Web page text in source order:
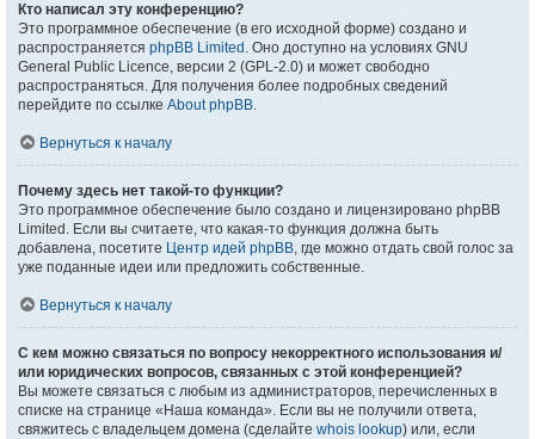
Кто написал эту конференцию?
Это программное обеспечение (в его исходной форме) создано и
распространяется phpBB Limited . Оно доступно на условиях GNU
General Public Licence, версии 2 (GPL-2.0) и может свободно
распространяться. Для получения более подробных сведений
перейдите по ссылке About phpBB.
Вернуться к началу
Почему здесь нет такой-то функции?
Это программное обеспечение было создано и лицензировано phpBB
Limited. Если вы считаете, что какая-то функция должна быть
добавлена, посетите Центр идей phpBB, где можно отдать свой голос за
уже поданные идеи или предложить собственные.
Вернуться к началу
С кем можно связаться по вопросу некорректного использования и/
или юридических вопросов, связанных с этой конференцией?
Вы можете связаться с любым из администраторов, перечисленных в
списке на странице «Наша команда». Если вы не получили ответа,
свяжитесь с владельцем домена (сделайте whois lookup) или, если